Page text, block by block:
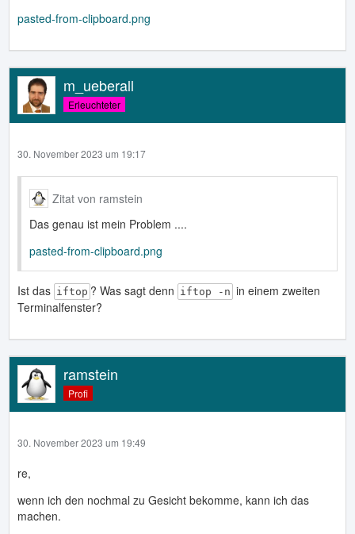
pasted-from-clipboard.png
m_ueberall
Erleuchteter
30. November 2023 um 19:17
Zitat von ramstein
Das genau ist mein Problem ....
pasted-from-clipboard.png
Ist das iftop ? Was sagt denn iftop -n in einem zweiten
Terminalfenster?
ramstein
Profi
30. November 2023 um 19:49
re,
wenn ich den nochmal zu Gesicht bekomme, kann ich das
machen.